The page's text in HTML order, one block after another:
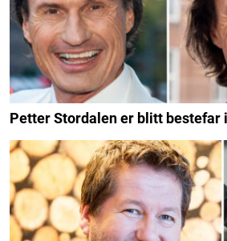
Petter Stordalen er blitt bestefar